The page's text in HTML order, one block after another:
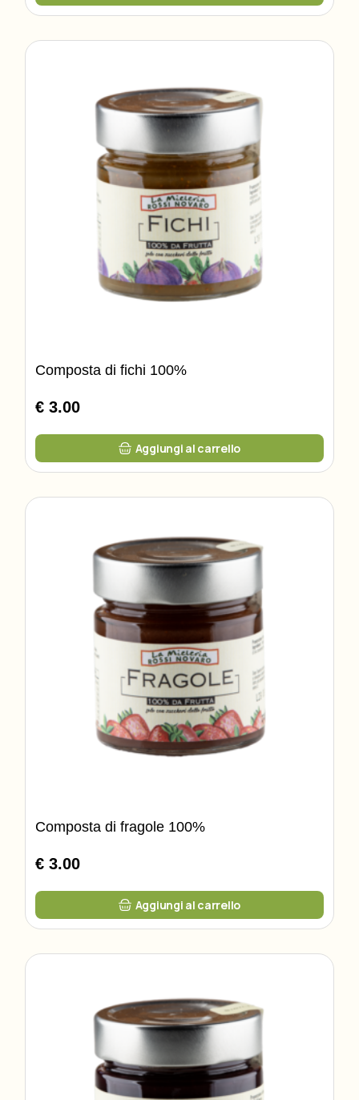
Composta di fichi 100%
€ 3.00
Aggiungi al carrello
Composta di fragole 100%
€ 3.00
Aggiungi al carrello